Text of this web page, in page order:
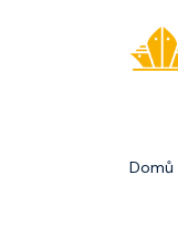
Domů